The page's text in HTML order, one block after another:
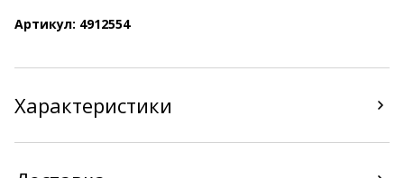
Артикул: 4912554
Характеристики